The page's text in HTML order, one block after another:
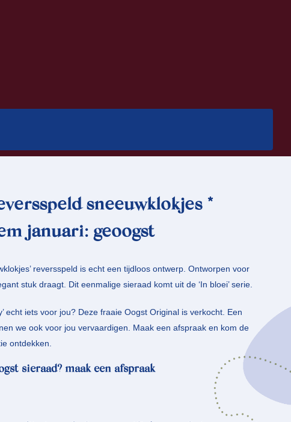
sneeuwklokjes *
januari: geoogst
reversspeld is echt een tijdloos ontwerp. Ontworpen voor
stuk draagt. Dit eenmalige sieraad komt uit de ‘In bloei’ serie.
echt iets voor jou? Deze fraaie Oogst Original is verkocht. Een
we ook voor jou vervaardigen. Maak een afspraak en kom de
ontdekken.
sieraad? maak een afspraak